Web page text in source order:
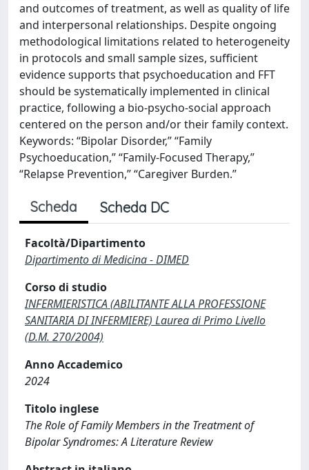
and outcomes of treatment, as well as quality of life
and interpersonal relationships. Despite ongoing
methodological limitations related to heterogeneity
in protocols and small sample sizes, sufficient
evidence supports that psychoeducation and FFT
should be systematically implemented in clinical
practice, following a bio-psycho-social approach
centered on the person and/or their family context.
Keywords: “Bipolar Disorder,” “Family
Psychoeducation,” “Family-Focused Therapy,”
“Relapse Prevention,” “Caregiver Burden.”
Scheda Scheda DC
Facoltà/Dipartimento
Dipartimento di Medicina - DIMED
Corso di studio
INFERMIERISTICA (ABILITANTE ALLA PROFESSIONE
SANITARIA DI INFERMIERE) Laurea di Primo Livello
(D.M. 270/2004)
Anno Accademico
2024
Titolo inglese
The Role of Family Members in the Treatment of
Bipolar Syndromes: A Literature Review